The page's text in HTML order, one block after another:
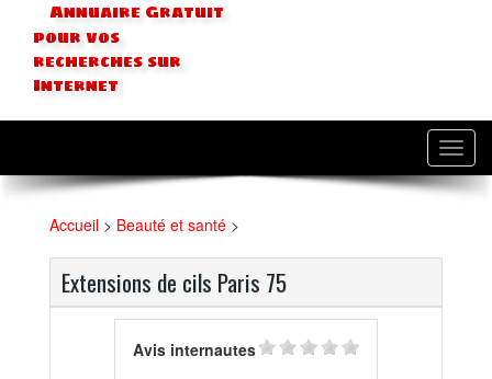
Annuaire Gratuit
pour vos
recherches sur
Internet
Accueil > Beauté et santé >
Extensions de cils Paris 75
Avis internautes